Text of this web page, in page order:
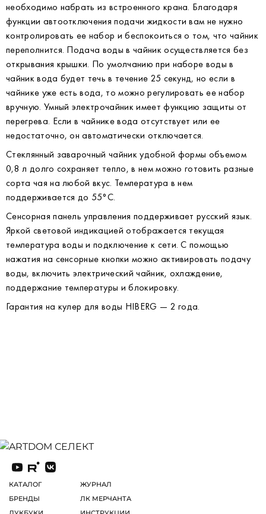
необходимо набрать из встроенного крана. Благодаря
функции автоотключения подачи жидкости вам не нужно
контролировать ее набор и беспокоиться о том, что чайник
переполнится. Подача воды в чайник осуществляется без
открывания крышки. По умолчанию при наборе воды в
чайник вода будет течь в течение 25 секунд, но если в
чайнике уже есть вода, то можно регулировать ее набор
вручную. Умный электрочайник имеет функцию защиты от
перегрева. Если в чайнике вода отсутствует или ее
недостаточно, он автоматически отключается.
Стеклянный заварочный чайник удобной формы объемом
0,8 л долго сохраняет тепло, в нем можно готовить разные
сорта чая на любой вкус. Температура в нем
поддерживается до 55°С.
Сенсорная панель управления поддерживает русский язык.
Яркой световой индикацией отображается текущая
температура воды и подключение к сети. С помощью
нажатия на сенсорные кнопки можно активировать подачу
воды, включить электрический чайник, охлаждение,
поддержание температуры и блокировку.
Гарантия на кулер для воды HIBERG — 2 года.
КАТАЛОГ
БРЕНДЫ
ЖУРНАЛ
ЛК МЕРЧАНТА